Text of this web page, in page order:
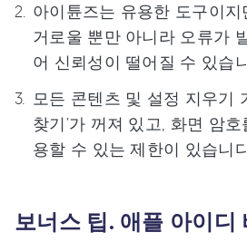
아이튠즈는 유용한 도구이지
거로울 뿐만 아니라 오류가
어 신뢰성이 떨어질 수 있습
모든 콘텐츠 및 설정 지우기
찾기’가 꺼져 있고, 화면 암
용할 수 있는 제한이 있습니
보너스 팁. 애플 아이디